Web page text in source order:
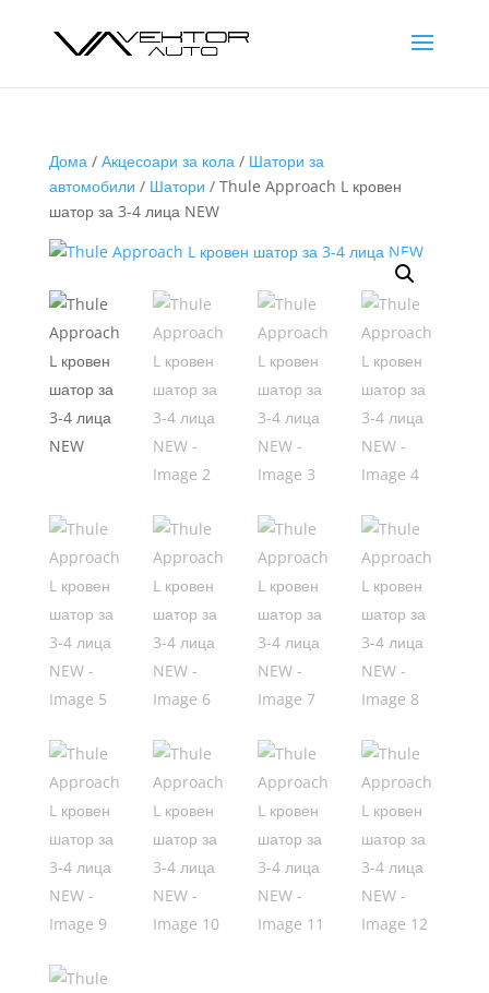
Дома/ Акцесоари за кола/ Шатори за
автомобили / Шатори / Thule Approach L кровен
шатор за 3-4 лица NEW